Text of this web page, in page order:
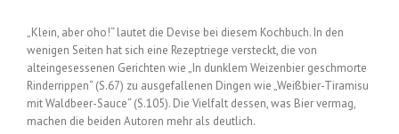
„Klein, aber oho!“ lautet die Devise bei diesem Kochbuch. In den
wenigen Seiten hat sich eine Rezeptriege versteckt, die von
alteingesessenen Gerichten wie „In dunklem Weizenbier geschmorte
Rinderrippen“ (S.67) zu ausgefallenen Dingen wie „Weißbier-Tiramisu
mit Waldbeer-Sauce“ (S.105). Die Vielfalt dessen, was Bier vermag,
machen die beiden Autoren mehr als deutlich.